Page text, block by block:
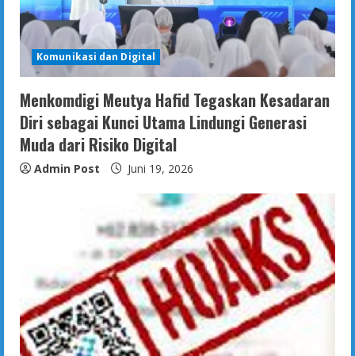
Komunikasi dan Digital
Menkomdigi Meutya Hafid Tegaskan Kesadaran
Diri sebagai Kunci Utama Lindungi Generasi
Muda dari Risiko Digital
Admin Post Juni 19, 2026